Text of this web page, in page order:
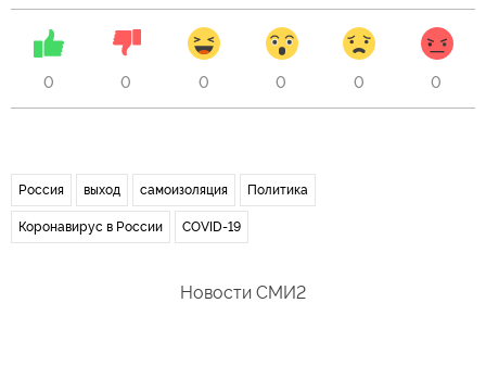
0 0 0 0 0 0
Россия выход самоизоляция Политика
Коронавирус в России COVID-19
Новости СМИ2